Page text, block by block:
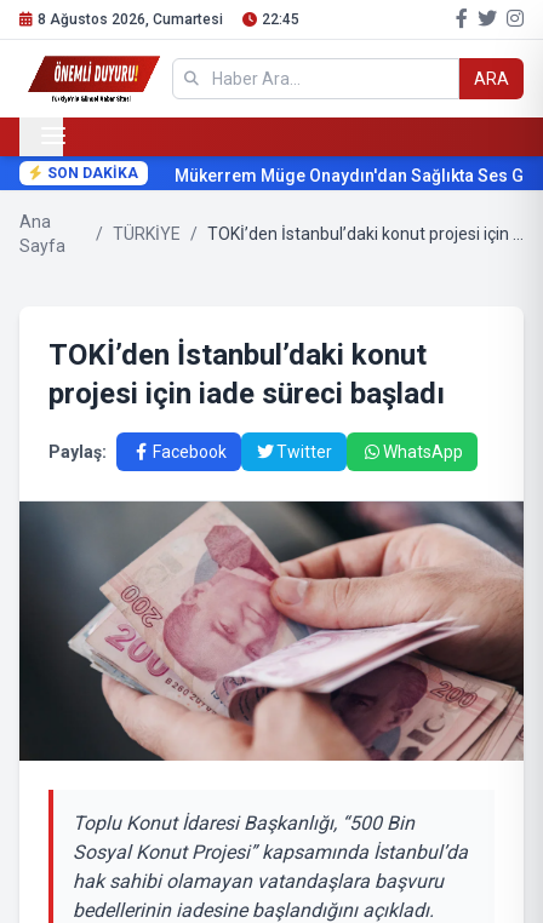
8 Ağustos 2026, Cumartesi 22:45
ARA
SON DAKİKA Mükerrem Müge Onaydın'dan Sağlıkta Ses
Ana
Sayfa
/ TÜRKİYE /
TOKİ’den İstanbul’daki konut
projesi için iade süreci başladı
Paylaş: Facebook Twitter WhatsApp
Toplu Konut İdaresi Başkanlığı, “500 Bin
Sosyal Konut Projesi” kapsamında İstanbul’da
hak sahibi olamayan vatandaşlara başvuru
bedellerinin iadesine başlandığını açıkladı.